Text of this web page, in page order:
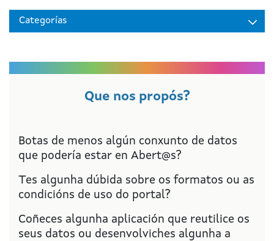
Categorías
Que nos propós?
Botas de menos algún conxunto de datos
que podería estar en Abert@s?
Tes algunha dúbida sobre os formatos ou as
condicións de uso do portal?
Coñeces algunha aplicación que reutilice os
seus datos ou desenvolviches algunha a